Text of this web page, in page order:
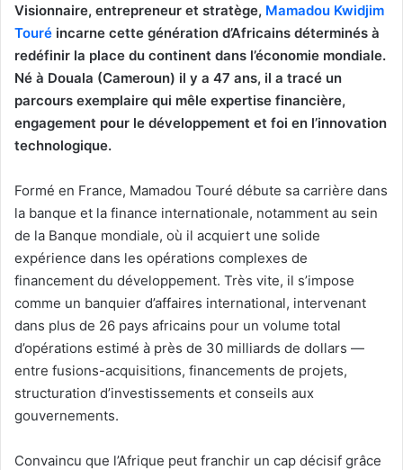
Visionnaire, entrepreneur et stratège, Mamadou Kwidjim
Touré incarne cette génération d’Africains déterminés à
redéfinir la place du continent dans l’économie mondiale.
Né à Douala (Cameroun) il y a 47 ans, il a tracé un
parcours exemplaire qui mêle expertise financière,
engagement pour le développement et foi en l’innovation
technologique.
Formé en France, Mamadou Touré débute sa carrière dans
la banque et la finance internationale, notamment au sein
de la Banque mondiale, où il acquiert une solide
expérience dans les opérations complexes de
financement du développement. Très vite, il s’impose
comme un banquier d’affaires international, intervenant
dans plus de 26 pays africains pour un volume total
d’opérations estimé à près de 30 milliards de dollars —
entre fusions-acquisitions, financements de projets,
structuration d’investissements et conseils aux
gouvernements.
Convaincu que l’Afrique peut franchir un cap décisif grâce